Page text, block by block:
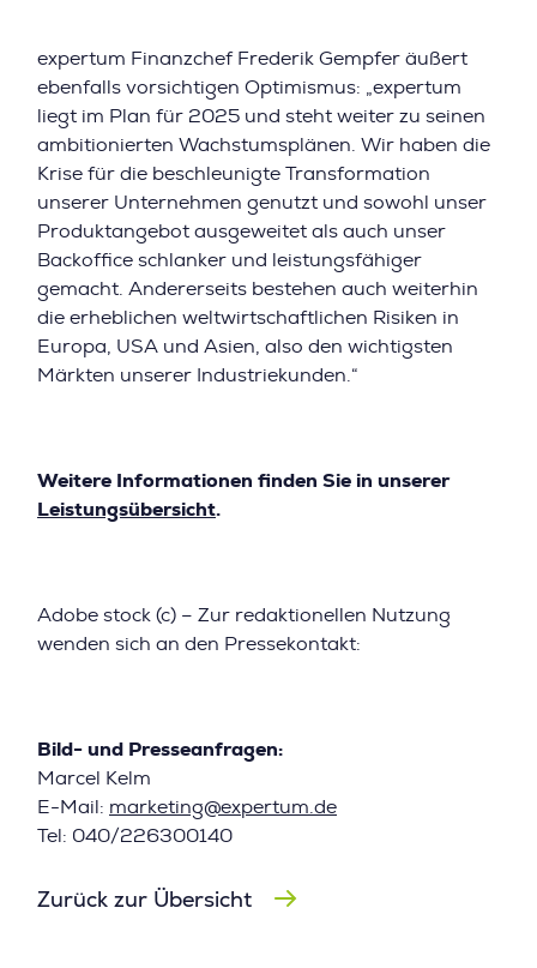
expertum Finanzchef Frederik Gempfer äußert
ebenfalls vorsichtigen Optimismus: „expertum
liegt im Plan für 2025 und steht weiter zu seinen
ambitionierten Wachstumsplänen. Wir haben die
Krise für die beschleunigte Transformation
unserer Unternehmen genutzt und sowohl unser
Produktangebot ausgeweitet als auch unser
Backoffice schlanker und leistungsfähiger
gemacht. Andererseits bestehen auch weiterhin
die erheblichen weltwirtschaftlichen Risiken in
Europa, USA und Asien, also den wichtigsten
Märkten unserer Industriekunden.“
Weitere Informationen finden Sie in unserer
Leistungsübersicht.
Adobe stock (c) – Zur redaktionellen Nutzung
wenden sich an den Pressekontakt:
Bild- und Presseanfragen:
Marcel Kelm
E-Mail: marketing@expertum.de
Tel: 040/226300140
Zurück zur Übersicht